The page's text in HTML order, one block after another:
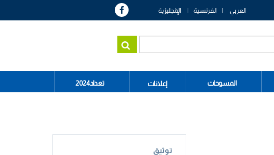
العربي الفرنسية الإنجليزية
المسوحات إعلانات تعداد2024
توثيق